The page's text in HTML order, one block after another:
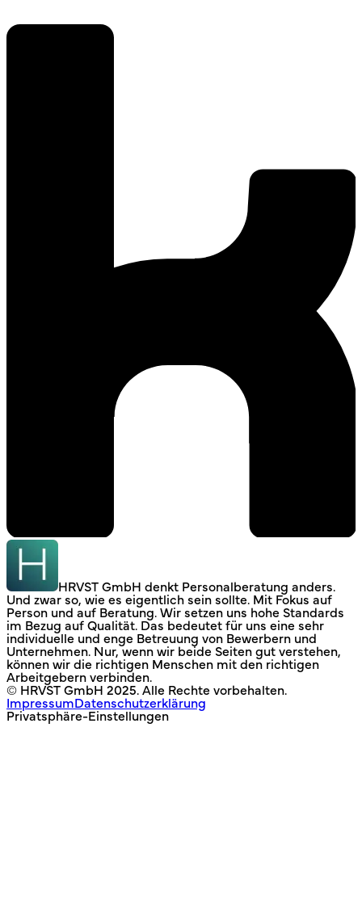
HRVST GmbH denkt Personalberatung anders.
Und zwar so, wie es eigentlich sein sollte. Mit Fokus auf
Person und auf Beratung. Wir setzen uns hohe Standards
im Bezug auf Qualität. Das bedeutet für uns eine sehr
individuelle und enge Betreuung von Bewerbern und
Unternehmen. Nur, wenn wir beide Seiten gut verstehen,
können wir die richtigen Menschen mit den richtigen
Arbeitgebern verbinden.
© HRVST GmbH 2025. Alle Rechte vorbehalten.
Impressum Datenschutzerklärung
Privatsphäre-Einstellungen